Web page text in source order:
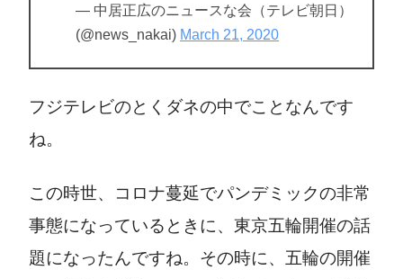
— 中居正広のニュースな会（テレビ朝日）
(@news_nakai) March 21, 2020
フジテレビのとくダネの中でことなんです
ね。
この時世、コロナ蔓延でパンデミックの非常
事態になっているときに、東京五輪開催の話
題になったんですね。その時に、五輪の開催